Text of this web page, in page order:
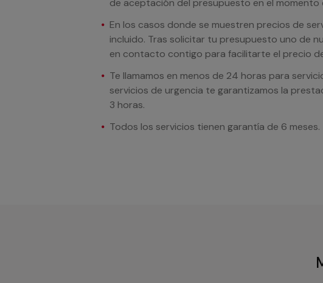
de aceptación del presupuesto en el momento
En los casos donde se muestren precios de
incluido. Tras solicitar tu presupuesto uno de
en contacto contigo para facilitarte el precio
Te llamamos en menos de 24 horas para
servicios de urgencia te garantizamos la
3 horas.
Todos los servicios tienen garantía de 6 meses.